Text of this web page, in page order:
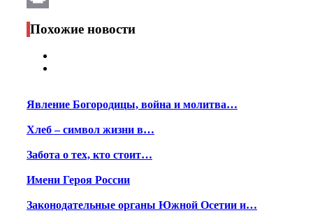
Print
Похожие новости
Явление Богородицы, война и молитва…
Хлеб – символ жизни в…
Забота о тех, кто стоит…
Имени Героя России
Законодательные органы Южной Осетии и…